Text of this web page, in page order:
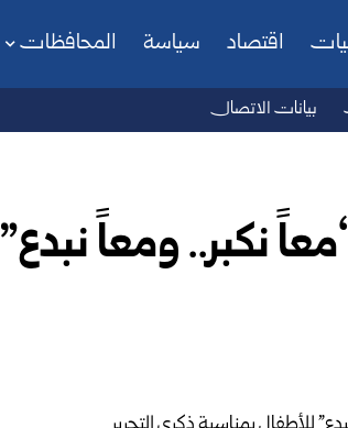
اقتصاد سياسة المحافظات
بيانات الاتصال
نكبر.. ومعاً نبدع”